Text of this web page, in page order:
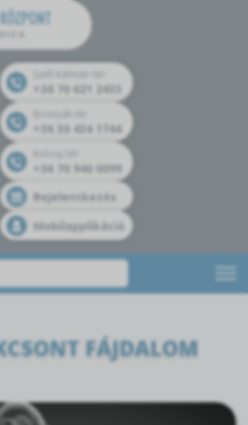
+36 70 621 2433
+36 30 434 1744
+36 70 940 0099
Bejelentkezés
Mobilapplikáció
FÁJDALOM